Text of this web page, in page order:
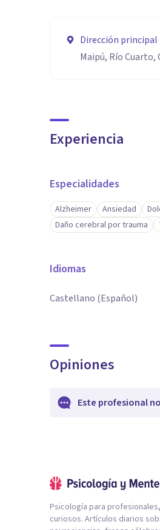
Dirección principal
Maipú, Río Cuarto,
Experiencia
Especialidades
Alzheimer Ansiedad
Daño cerebral por trauma
Idiomas
Castellano (Español)
Opiniones
Este profesional
Psicología para
curiosos. Artículos diarios